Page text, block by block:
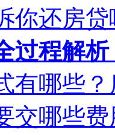
你还房
过程解
有哪些
交哪些